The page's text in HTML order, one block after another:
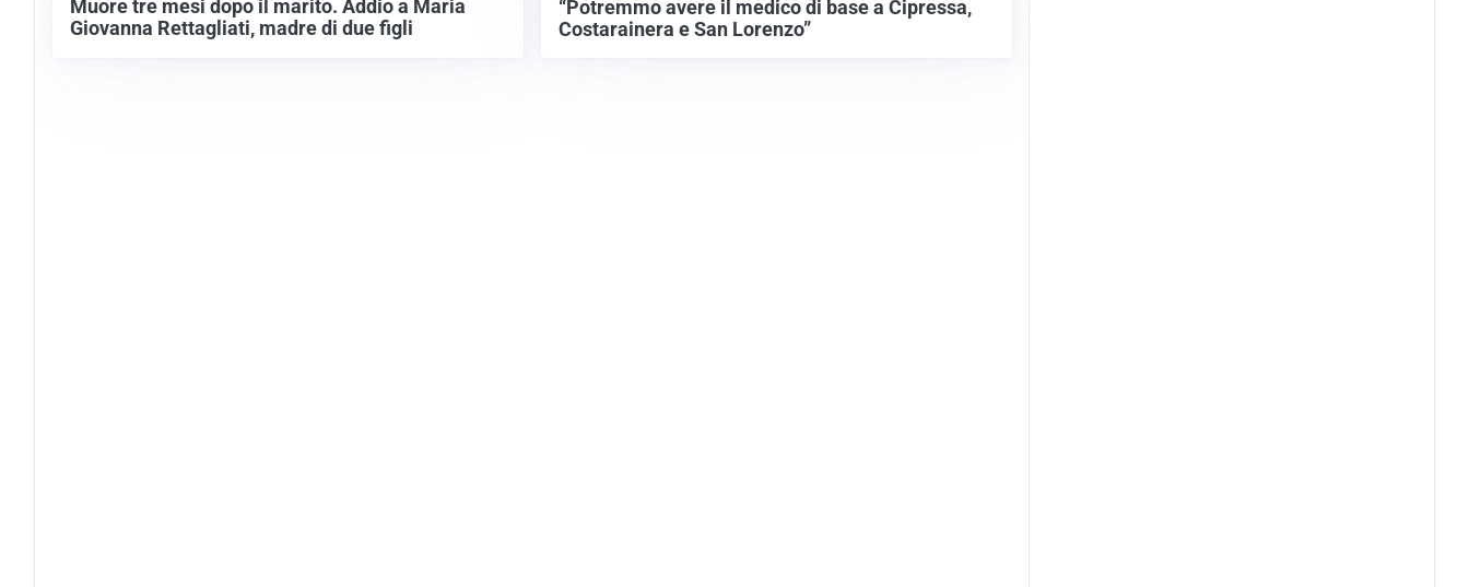
Muore tre mesi dopo il marito. Addio a Maria
Giovanna Rettagliati, madre di due figli
“Potremmo avere il medico di base a Cipressa,
Costarainera e San Lorenzo”